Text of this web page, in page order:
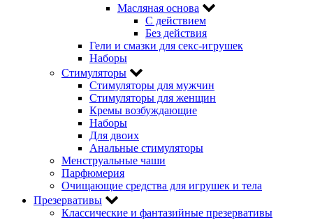
Масляная основа
С действием
Без действия
Гели и смазки для секс-игрушек
Наборы
Стимуляторы
Стимуляторы для мужчин
Стимуляторы для женщин
Кремы возбуждающие
Наборы
Для двоих
Анальные стимуляторы
Менструальные чаши
Парфюмерия
Очищающие средства для игрушек и тела
Презервативы
Классические и фантазийные презервативы